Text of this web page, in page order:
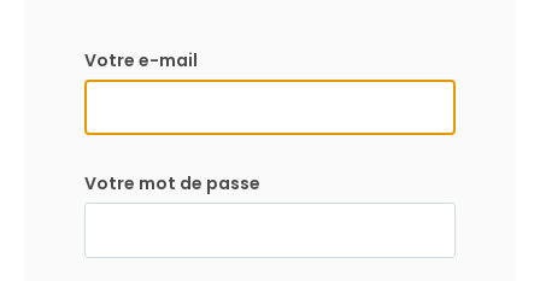
Votre e-mail
Votre mot de passe